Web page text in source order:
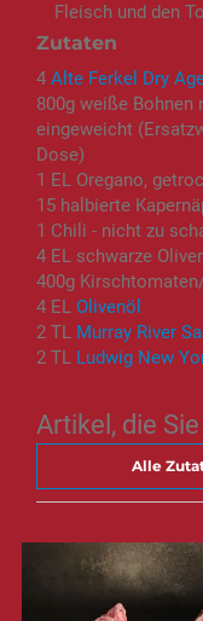
Zutaten
4 Alte Ferkel Dry
800g weiße Bohnen
eingeweicht
Dose)
1 EL Oregano,
15 halbierte
1 Chili - nicht zu
4 EL schwarze
400g
4 EL Olivenöl
2 TL Murray River
2 TL Ludwig New
Fleisch und den
Artikel, die
Alle